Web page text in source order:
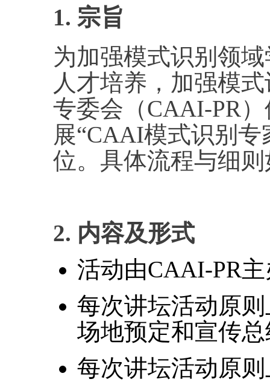
1. 宗旨
为加强模式识别领
人才培养，加强模
专委会（CAAI-PR
展“CAAI模式识别
位。具体流程与细
2. 内容及形式
活动由CAAI-PR
每次讲坛活动原
场地预定和宣传
每次讲坛活动原